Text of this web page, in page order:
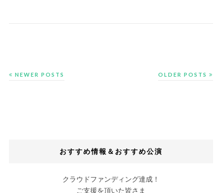
NEWER POSTS OLDER POSTS
おすすめ情報＆おすすめ公演
クラウドファンディング達成！
ご支援を頂いた皆さま